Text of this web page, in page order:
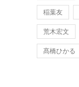
稲葉友
荒木宏文
髙橋ひかる